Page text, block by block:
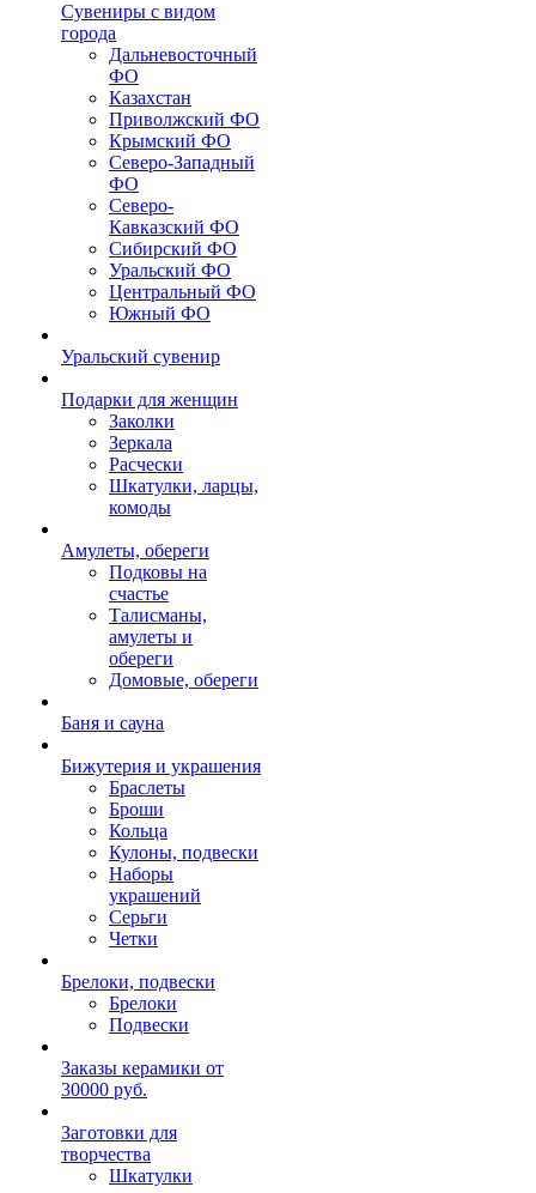
Сувениры с видом
города
Дальневосточный
ФО
Казахстан
Приволжский ФО
Крымский ФО
Северо-Западный
ФО
Северо-
Кавказский ФО
Сибирский ФО
Уральский ФО
Центральный ФО
Южный ФО
Уральский сувенир
Подарки для женщин
Заколки
Зеркала
Расчески
Шкатулки, ларцы,
комоды
Амулеты, обереги
Подковы на
счастье
Талисманы,
амулеты и
обереги
Домовые, обереги
Баня и сауна
Бижутерия и украшения
Браслеты
Броши
Кольца
Кулоны, подвески
Наборы
украшений
Серьги
Четки
Брелоки, подвески
Брелоки
Подвески
Заказы керамики от
30000 руб.
Заготовки для
творчества
Шкатулки